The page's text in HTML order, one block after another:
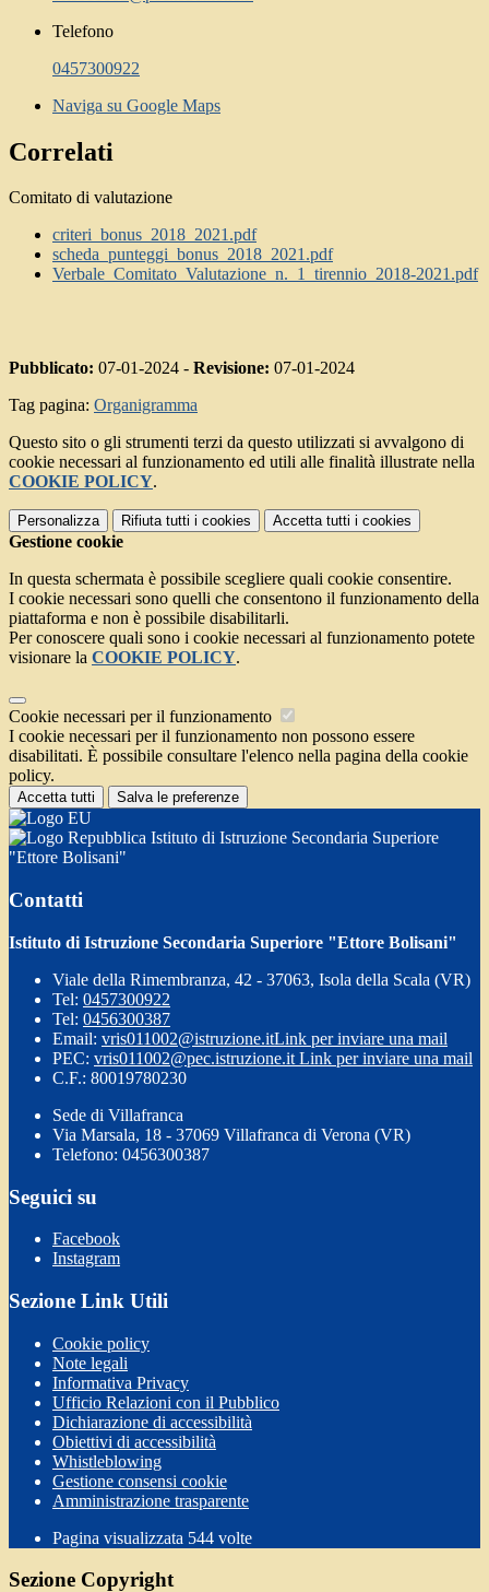
Telefono
0457300922
Naviga su Google Maps
Correlati
Comitato di valutazione
criteri_bonus_2018_2021.pdf
scheda_punteggi_bonus_2018_2021.pdf
Verbale_Comitato_Valutazione_n._1_tirennio_2018-2021.pdf
Pubblicato: 07-01-2024 - Revisione: 07-01-2024
Tag pagina: Organigramma
Questo sito o gli strumenti terzi da questo utilizzati si avvalgono di
cookie necessari al funzionamento ed utili alle finalità illustrate nella
COOKIE POLICY.
Personalizza Rifiuta tutti i cookies Accetta tutti i cookies
Gestione cookie
In questa schermata è possibile scegliere quali cookie consentire.
I cookie necessari sono quelli che consentono il funzionamento della
piattaforma e non è possibile disabilitarli.
Per conoscere quali sono i cookie necessari al funzionamento potete
visionare la COOKIE POLICY.
Cookie necessari per il funzionamento
I cookie necessari per il funzionamento non possono essere
disabilitati. È possibile consultare l'elenco nella pagina della cookie
policy.
Accetta tutti Salva le preferenze
Istituto di Istruzione Secondaria Superiore
"Ettore Bolisani"
Contatti
Istituto di Istruzione Secondaria Superiore "Ettore Bolisani"
Viale della Rimembranza, 42 - 37063, Isola della Scala (VR)
Tel: 0457300922
Tel: 0456300387
Email: vris011002@istruzione.itLink per inviare una mail
PEC: vris011002@pec.istruzione.it Link per inviare una mail
C.F.: 80019780230
Sede di Villafranca
Via Marsala, 18 - 37069 Villafranca di Verona (VR)
Telefono: 0456300387
Seguici su
Facebook
Instagram
Sezione Link Utili
Cookie policy
Note legali
Informativa Privacy
Ufficio Relazioni con il Pubblico
Dichiarazione di accessibilità
Obiettivi di accessibilità
Whistleblowing
Gestione consensi cookie
Amministrazione trasparente
Pagina visualizzata 544 volte
Sezione Copyright